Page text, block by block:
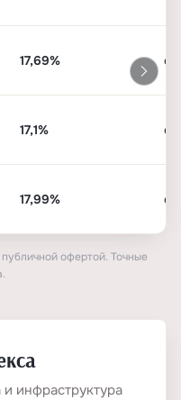
17,69%
17,1% от
17,99%
офертой. Точные
инфраструктура